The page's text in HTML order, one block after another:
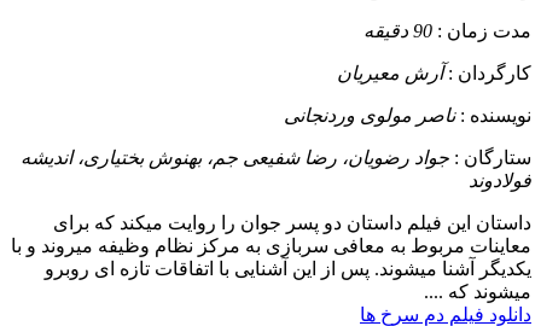
مدت زمان : 90 دقیقه
کارگردان :آرش معیریان
نویسنده :ناصر مولوی وردنجانی
ستارگان : جواد رضویان، رضا شفیعی جم، بهنوش بختیاری، اندیشه
فولادوند
داستان این فیلم داستان دو پسر جوان را روایت میکند که برای
معاینات مربوط به معافی سربازی به مرکز نظام وظیفه میروند و با
یکدیگر آشنا میشوند. پس از این آشنایی با اتفاقات تازه ای روبرو
میشوند که ....
دانلود فیلم دم سرخ ها